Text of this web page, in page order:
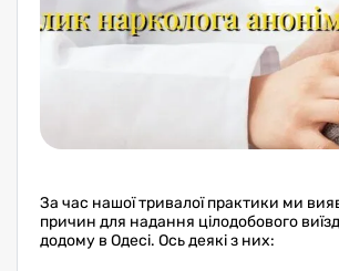
За час нашої тривалої практики ми
причин для надання цілодобового
додому в Одесі. Ось деякі з них: